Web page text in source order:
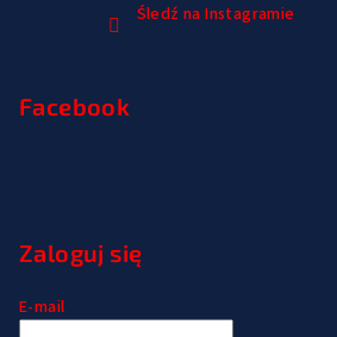
Śledź na Instagramie
Facebook
Zaloguj się
E-mail